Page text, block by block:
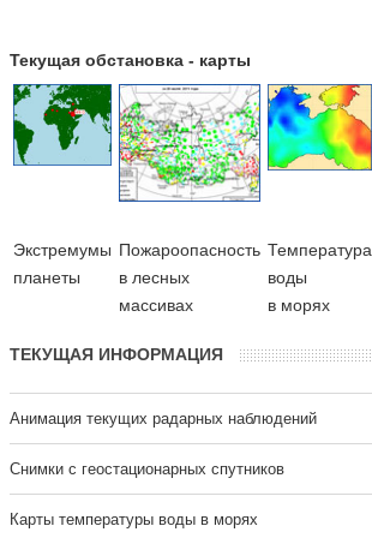
Текущая обстановка - карты
Экстремумы
планеты
Пожароопасность
в лесных
массивах
Температура
воды
в морях
ТЕКУЩАЯ ИНФОРМАЦИЯ
Анимация текущих радарных наблюдений
Cнимки с геостационарных спутников
Карты температуры воды в морях